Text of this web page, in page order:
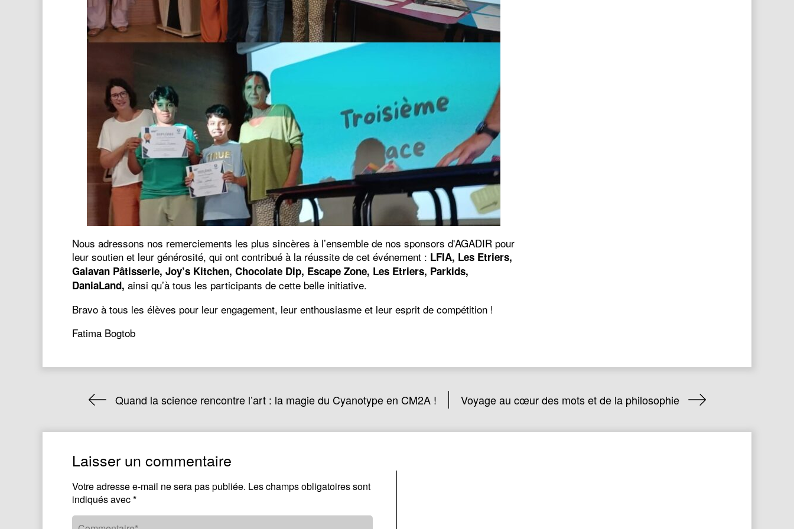
Nous adressons nos remerciements les plus sincères à l’ensemble de nos sponsors d'AGADIR pour
leur soutien et leur générosité, qui ont contribué à la réussite de cet événement : LFIA, Les Etriers,
Galavan Pâtisserie, Joy’s Kitchen, Chocolate Dip, Escape Zone, Les Etriers, Parkids,
DaniaLand, ainsi qu’à tous les participants de cette belle initiative.
Bravo à tous les élèves pour leur engagement, leur enthousiasme et leur esprit de compétition !
Fatima Bogtob
Quand la science rencontre l’art : la magie du Cyanotype en CM2A ! Voyage au cœur des mots et de la philosophie
Laisser un commentaire
Votre adresse e-mail ne sera pas publiée. Les champs obligatoires sont
indiqués avec*